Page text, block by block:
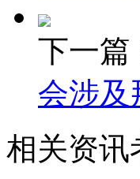
下一篇
会涉及
相关资讯